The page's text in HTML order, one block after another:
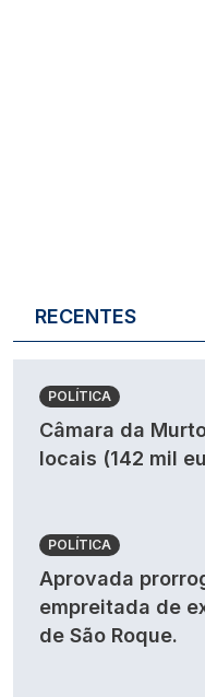
RECENTES
POLÍTICA
Câmara da
locais (142 mil
POLÍTICA
Aprovada
empreitada de
de São Roque.